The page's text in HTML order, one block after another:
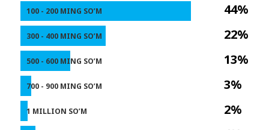
44%
22%
13%
3%
2%
100 - 200 MING SO’M
300 - 400 MING SO’M
500 - 600 MING SO’M
700 - 900 MING SO’M
1 MILLION SO’M